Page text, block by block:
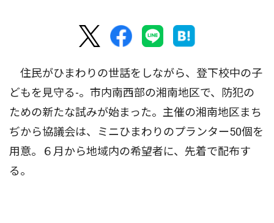
住民がひまわりの世話をしながら、登下校中の子
どもを見守る-。市内南西部の湘南地区で、防犯の
ための新たな試みが始まった。主催の湘南地区まち
ぢから協議会は、ミニひまわりのプランター50個を
用意。６月から地域内の希望者に、先着で配布す
る。